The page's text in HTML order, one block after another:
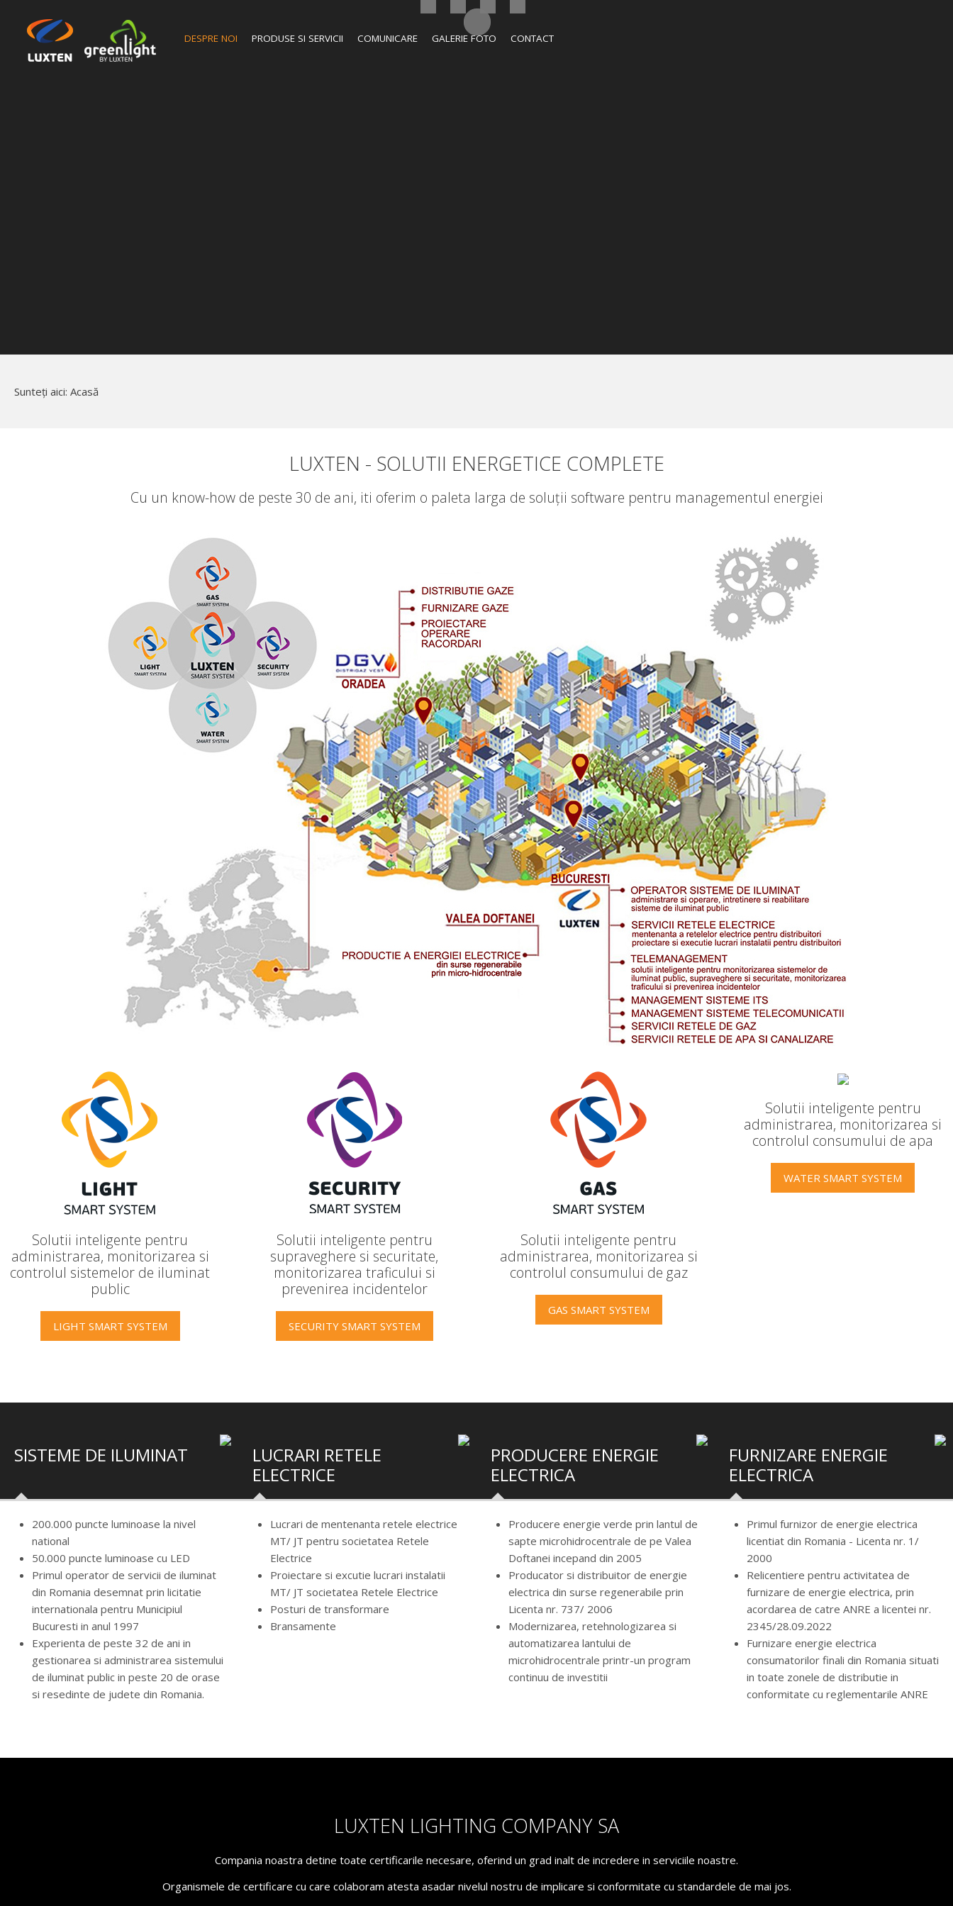
DESPRE NOI PRODUSE SI SERVICII COMUNICARE GALERIE FOTO CONTACT
Sunteți aici: Acasă
LUXTEN - SOLUTII ENERGETICE COMPLETE
Cu un know-how de peste 30 de ani, iti oferim o paleta larga de soluții software pentru managementul energiei
Solutii inteligente pentru
administrarea, monitorizarea si
controlul sistemelor de iluminat
public
LIGHT SMART SYSTEM
Solutii inteligente pentru
supraveghere si securitate,
monitorizarea traficului si
prevenirea incidentelor
SECURITY SMART SYSTEM
Solutii inteligente pentru
administrarea, monitorizarea si
controlul consumului de gaz
GAS SMART SYSTEM
Solutii inteligente pentru
administrarea, monitorizarea si
controlul consumului de apa
WATER SMART SYSTEM
SISTEME DE ILUMINAT
200.000 puncte luminoase la nivel
national
50.000 puncte luminoase cu LED
Primul operator de servicii de iluminat
din Romania desemnat prin licitatie
internationala pentru Municipiul
Bucuresti in anul 1997
Experienta de peste 32 de ani in
gestionarea si administrarea sistemului
de iluminat public in peste 20 de orase
si resedinte de judete din Romania.
LUCRARI RETELE
ELECTRICE
Lucrari de mentenanta retele electrice
MT/ JT pentru societatea Retele
Electrice
Proiectare si excutie lucrari instalatii
MT/ JT societatea Retele Electrice
Posturi de transformare
Bransamente
PRODUCERE ENERGIE
ELECTRICA
Producere energie verde prin lantul de
sapte microhidrocentrale de pe Valea
Doftanei incepand din 2005
Producator si distribuitor de energie
electrica din surse regenerabile prin
Licenta nr. 737/ 2006
Modernizarea, retehnologizarea si
automatizarea lantului de
microhidrocentrale printr-un program
continuu de investitii
FURNIZARE ENERGIE
ELECTRICA
Primul furnizor de energie electrica
licentiat din Romania - Licenta nr. 1/
2000
Relicentiere pentru activitatea de
furnizare de energie electrica, prin
acordarea de catre ANRE a licentei nr.
2345/28.09.2022
Furnizare energie electrica
consumatorilor finali din Romania situati
in toate zonele de distributie in
conformitate cu reglementarile ANRE
LUXTEN LIGHTING COMPANY SA
Compania noastra detine toate certificarile necesare, oferind un grad inalt de incredere in serviciile noastre.
Organismele de certificare cu care colaboram atesta asadar nivelul nostru de implicare si conformitate cu standardele de mai jos.